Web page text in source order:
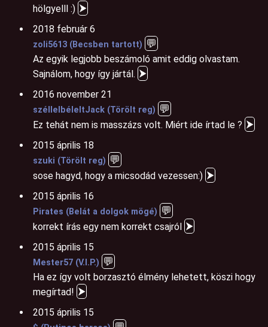
hölgyelll :) ⮞
2018 február 6
zoli5613 (Becsben tartott) 💬
Az egyik legjobb beszámoló amit eddig olvastam.
Sajnálom, hogy így jártál. ⮞
2016 november 21
széllelbéleltJack (Törölt reg) 💬
Ez tehát nem is masszázs volt. Miért ide írtad le ? ⮞
2015 április 18
szuki (Törölt reg) 💬
sose hagyd, hogy a micsodád vezessen:) ⮞
2015 április 16
Pirates (Belát a dolgok mögé) 💬
korrekt írás egy nem korrekt csajról ⮞
2015 április 15
Mester57 (V.I.P.) 💬
Ha ez így volt borzasztó élmény lehetett, köszi hogy
megírtad! ⮞
2015 április 15